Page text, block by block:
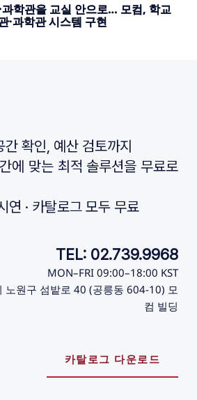
과학관을 교실 안으로… 모컴, 학교
·과학관 시스템 구현
확인, 예산 검토까지
에 맞는 최적 솔루션을 무료로
연 · 카탈로그 모두 무료
TEL: 02.739.9968
MON–FRI 09:00–18:00 KST
노원구 섬밭로 40 (공릉동 604-10) 모
컴 빌딩
카탈로그 다운로드